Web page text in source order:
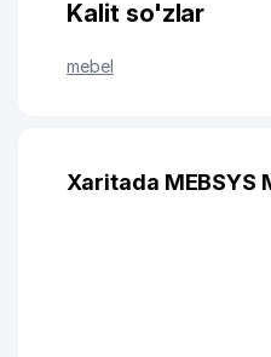
Kalit so'zlar
mebel
Xaritada MEBSYS